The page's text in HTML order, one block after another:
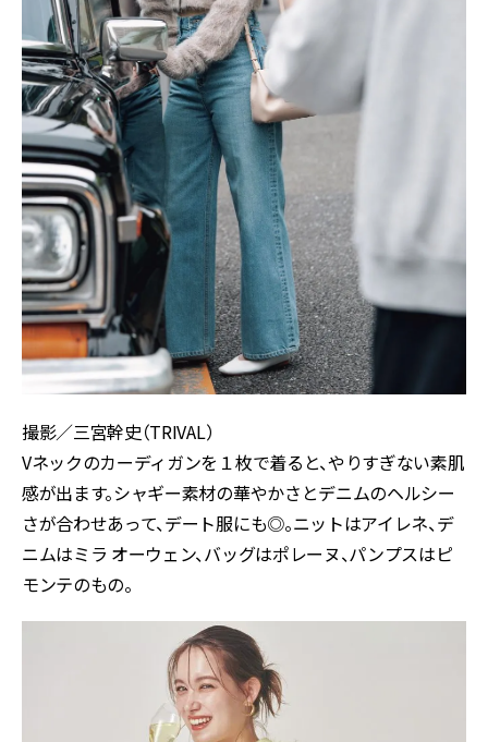
撮影／三宮幹史（TRIVAL）
Vネックのカーディガンを１枚で着ると、やりすぎない素肌
感が出ます。シャギー素材の華やかさとデニムのヘルシー
さが合わせあって、デート服にも◎。ニットはアイレネ、デ
ニムはミラ オーウェン、バッグはポレーヌ、パンプスはピ
モンテのもの。